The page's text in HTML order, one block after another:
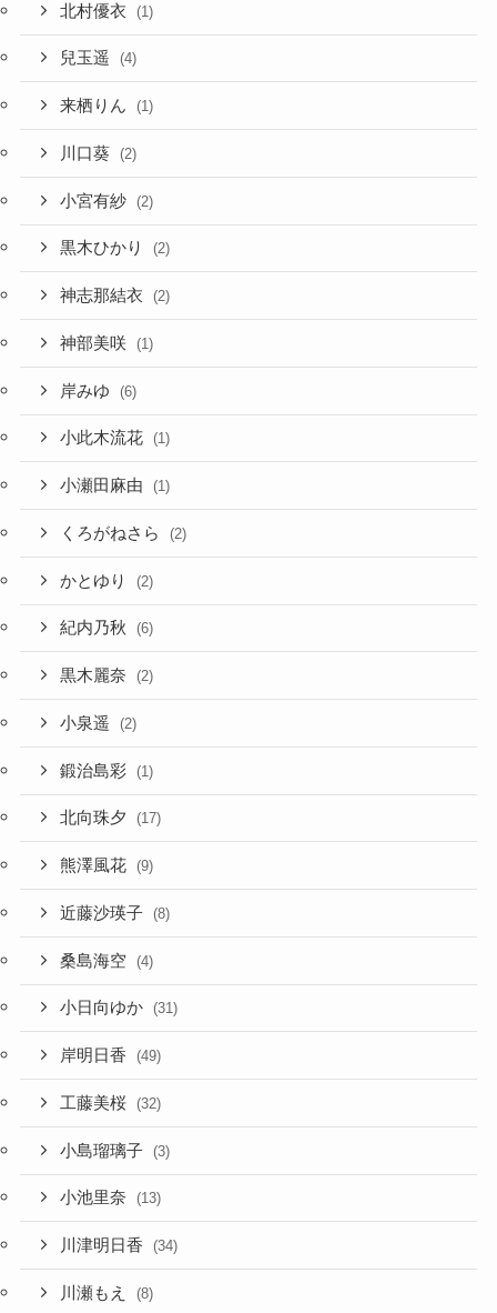
北村優衣 (1)
兒玉遥 (4)
来栖りん (1)
川口葵 (2)
小宮有紗 (2)
黒木ひかり (2)
神志那結衣 (2)
神部美咲 (1)
岸みゆ (6)
小此木流花 (1)
小瀬田麻由 (1)
くろがねさら (2)
かとゆり (2)
紀内乃秋 (6)
黒木麗奈 (2)
小泉遥 (2)
鍛治島彩 (1)
北向珠夕 (17)
熊澤風花 (9)
近藤沙瑛子 (8)
桑島海空 (4)
小日向ゆか (31)
岸明日香 (49)
工藤美桜 (32)
小島瑠璃子 (3)
小池里奈 (13)
川津明日香 (34)
川瀬もえ (8)